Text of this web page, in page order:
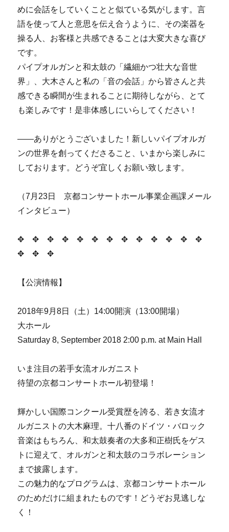
めに会話をしていくことと似ている気がします。言
語を使って人と意思を伝え合うように、その楽器を
操る人、お客様と共感できることは大変大きな喜び
です。
パイプオルガンと和太鼓の「繊細かつ壮大な音世
界」、大木さんと私の「音の会話」から皆さんと共
感できる瞬間が生まれることに期待しながら、とて
も楽しみです！是非体感しにいらしてください！
――ありがとうございました！新しいパイプオルガ
ンの世界を創ってくださること、いまから楽しみに
しております。どうぞ宜しくお願い致します。
（7月23日 京都コンサートホール事業企画課メール
インタビュー）
✥ ✥ ✥ ✥ ✥ ✥ ✥ ✥ ✥ ✥ ✥ ✥ ✥
✥ ✥ ✥
【公演情報】
2018年9月8日（土）14:00開演（13:00開場）
大ホール
Saturday 8, September 2018 2:00 p.m. at Main Hall
いま注目の若手女流オルガニスト
待望の京都コンサートホール初登場！
輝かしい国際コンクール受賞歴を誇る、若き女流オ
ルガニストの大木麻理。十八番のドイツ・バロック
音楽はもちろん、和太鼓奏者の大多和正樹氏をゲス
トに迎えて、オルガンと和太鼓のコラボレーション
まで披露します。
この魅力的なプログラムは、京都コンサートホール
のためだけに組まれたものです！どうぞお見逃しな
く！